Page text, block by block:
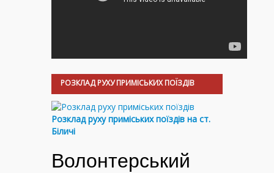
РОЗКЛАД РУХУ ПРИМІСЬКИХ ПОЇЗДІВ
Розклад руху приміських поїздів на ст.
Біличі